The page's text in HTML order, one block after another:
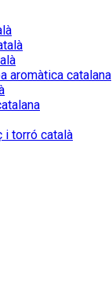
aromàtica catalana
i torró català